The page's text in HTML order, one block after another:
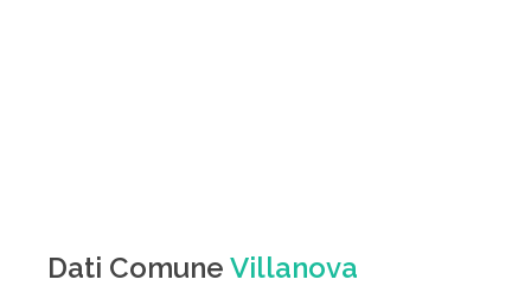
Dati Comune Villanova